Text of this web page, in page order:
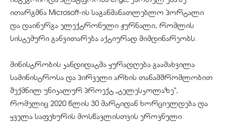
ითარგმნა Microsoft-ის საგანმანათლებლო პორტალი
და დაინერგა ელექტრონული ჟურნალი, რომლის
სისტემური განვითარება აქტიურად მიმდინარეობს.
მინისტრობის კანდიდატმა ყურადღება გაამახვილა
სამინისტროსა და პირველი არხის თანამშრომლობით
შექმნილ უნიკალურ პროექტ „ტელესკოლაზე“,
რომელიც 2020 წლის 30 მარტიდან ხორციელდება და
ყველა საფეხურის მოსწავლისთვის ეროვნული